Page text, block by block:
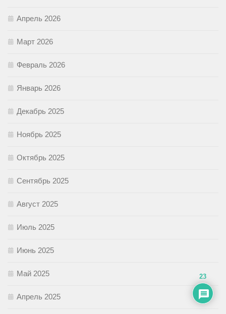
Апрель 2026
Март 2026
Февраль 2026
Январь 2026
Декабрь 2025
Ноябрь 2025
Октябрь 2025
Сентябрь 2025
Август 2025
Июль 2025
Июнь 2025
Май 2025
Апрель 2025
23